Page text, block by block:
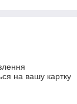
на вашу картку